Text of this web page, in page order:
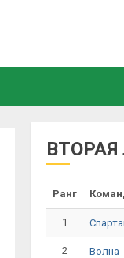
ВТОРАЯ
Ранг
1
2 Волна